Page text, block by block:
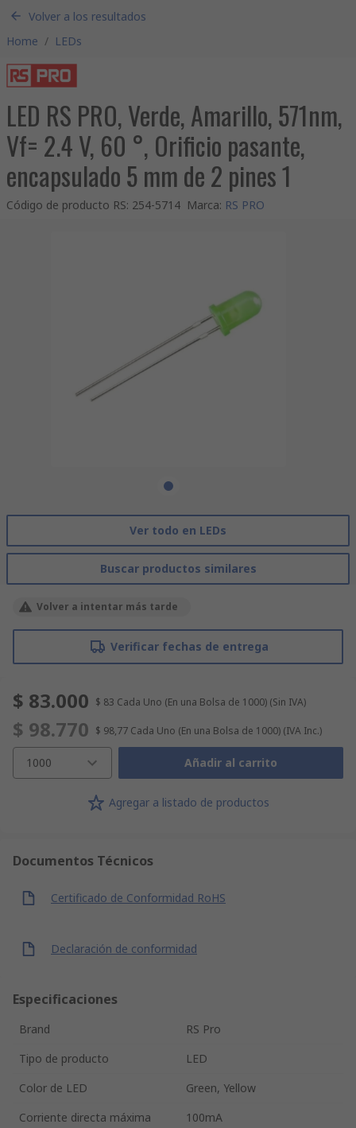
Volver a los resultados
Home / LEDs
LED RS PRO, Verde, Amarillo, 571nm,
Vf= 2.4 V, 60 °, Orificio pasante,
encapsulado 5 mm de 2 pines 1
Código de producto RS: 254-5714 Marca: RS PRO
Ver todo en LEDs
Buscar productos similares
Volver a intentar más tarde
Verificar fechas de entrega
$ 83.000 $ 83 Cada Uno (En una Bolsa de 1000) (Sin IVA)
$ 98.770 $ 98,77 Cada Uno (En una Bolsa de 1000) (IVA Inc.)
1000 Añadir al carrito
Agregar a listado de productos
Documentos Técnicos
Certificado de Conformidad RoHS
Declaración de conformidad
Especificaciones
Brand
RS Pro
Tipo de producto
LED
Color de LED
Green, Yellow
Corriente directa máxima
100mA